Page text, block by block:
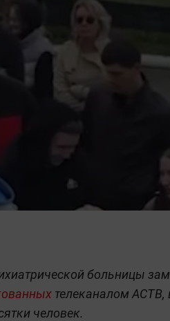
больницы
телеканалом АСТВ,
человек.